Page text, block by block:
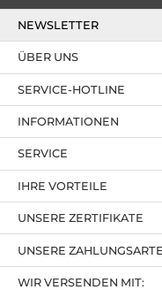
NEWSLETTER
SERVICE-HOTLINE
IHRE VORTEILE
UNSERE
ÜBER UNS
UNSERE ZERTIFIKATE
INFORMATIONEN
SERVICE
WIR VERSENDEN MIT: